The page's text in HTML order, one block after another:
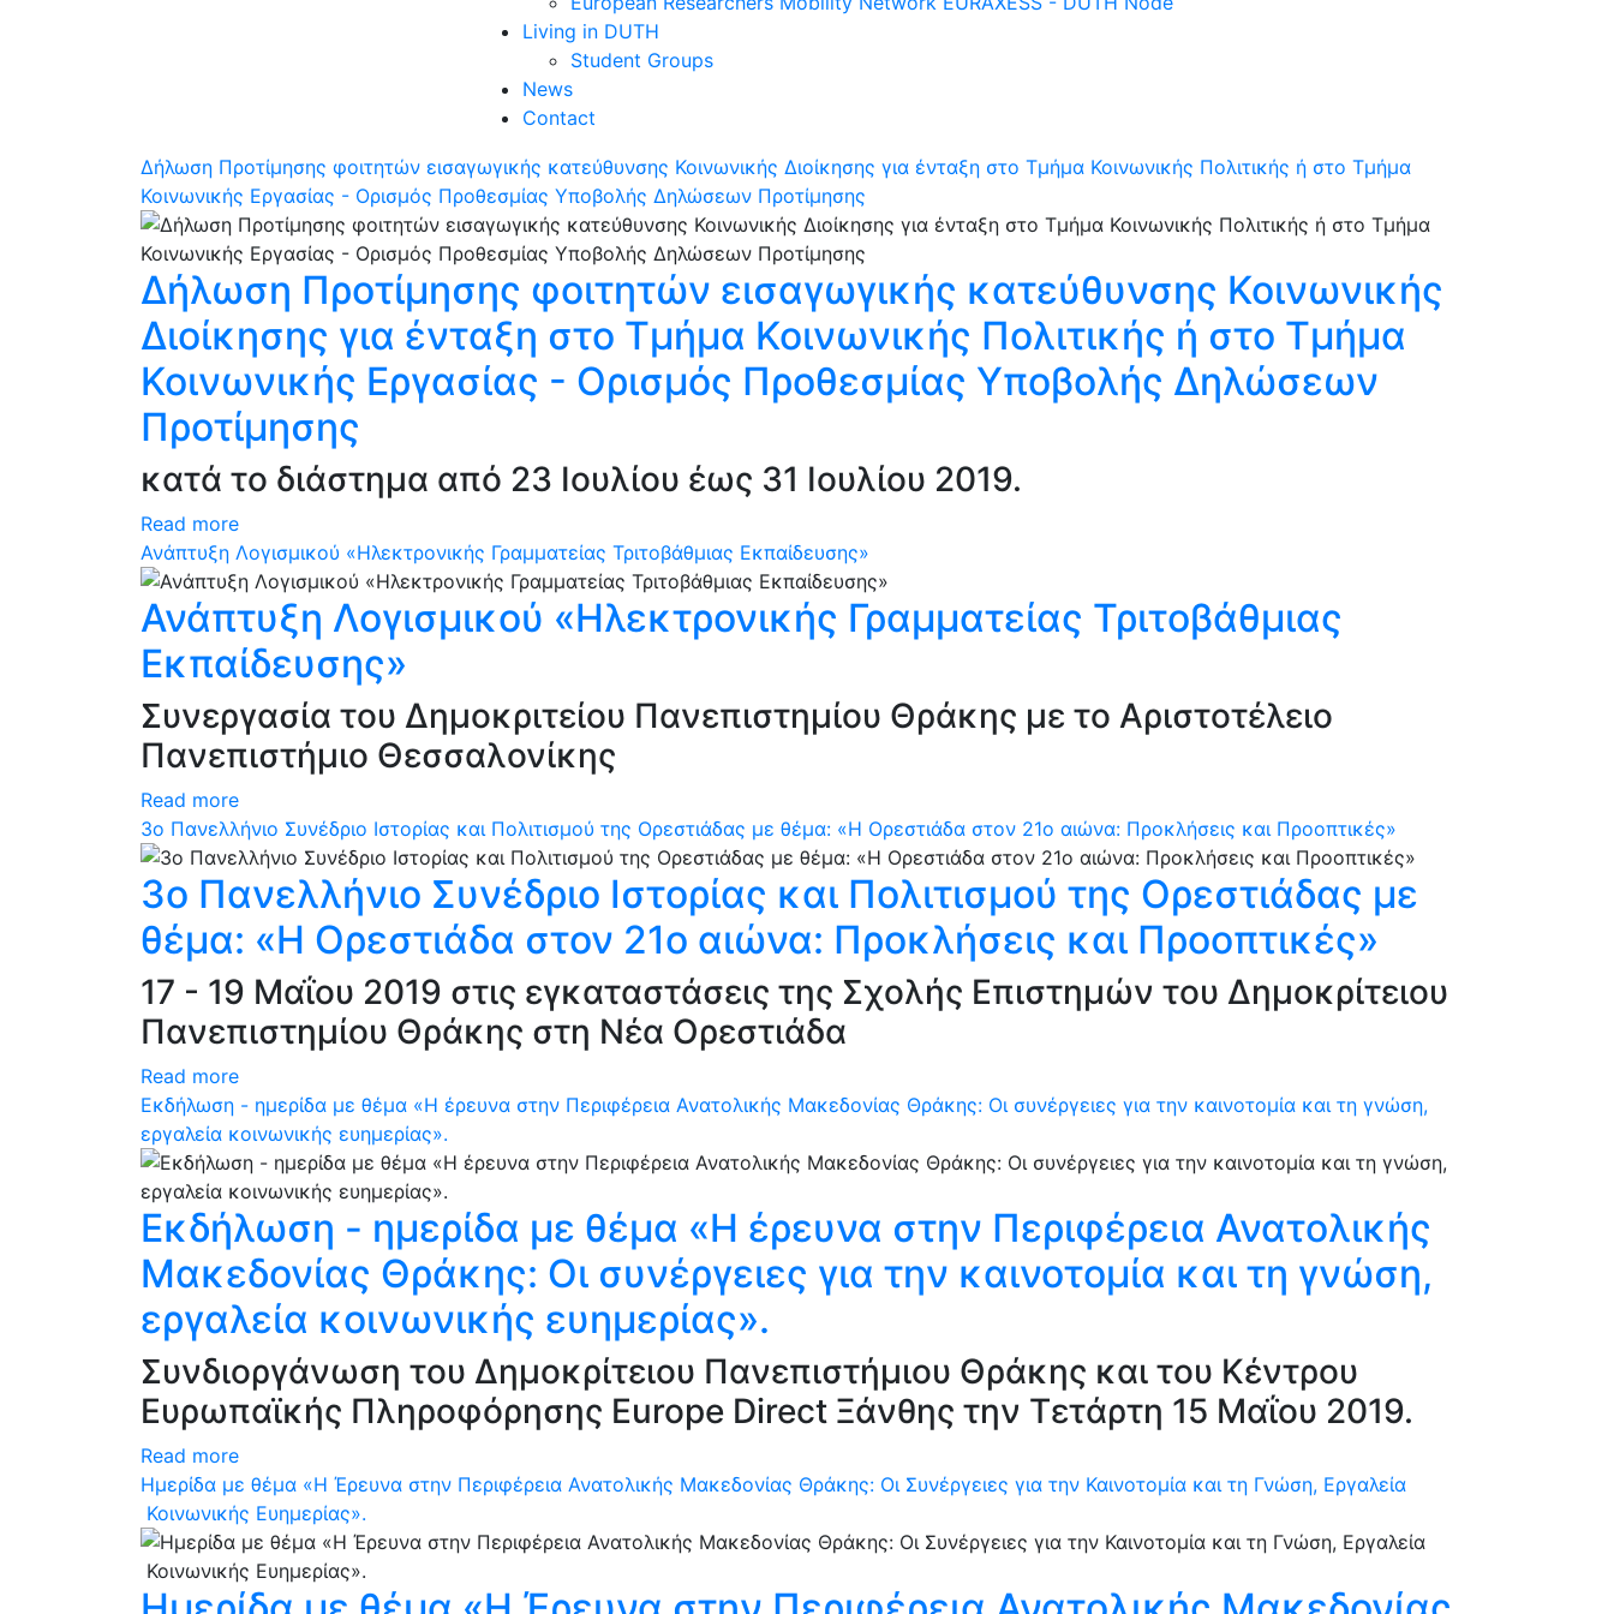
Living in DUTH
Student Groups
News
Contact
Δήλωση Προτίμησης φοιτητών εισαγωγικής κατεύθυνσης Κοινωνικής Διοίκησης για ένταξη στο Τμήμα Κοινωνικής Πολιτικής ή στο Τμήμα
Κοινωνικής Εργασίας - Ορισμός Προθεσμίας Υποβολής Δηλώσεων Προτίμησης
Δήλωση Προτίμησης φοιτητών εισαγωγικής κατεύθυνσης Κοινωνικής
Διοίκησης για ένταξη στο Τμήμα Κοινωνικής Πολιτικής ή στο Τμήμα
Κοινωνικής Εργασίας - Ορισμός Προθεσμίας Υποβολής Δηλώσεων
Προτίμησης
κατά το διάστημα από 23 Ιουλίου έως 31 Ιουλίου 2019.
Read more
Ανάπτυξη Λογισμικού «Ηλεκτρονικής Γραμματείας Τριτοβάθμιας Εκπαίδευσης»
Ανάπτυξη Λογισμικού «Ηλεκτρονικής Γραμματείας Τριτοβάθμιας
Εκπαίδευσης»
Συνεργασία του Δημοκριτείου Πανεπιστημίου Θράκης με το Αριστοτέλειο
Πανεπιστήμιο Θεσσαλονίκης
Read more
3ο Πανελλήνιο Συνέδριο Ιστορίας και Πολιτισμού της Ορεστιάδας με θέμα: «Η Ορεστιάδα στον 21ο αιώνα: Προκλήσεις και Προοπτικές»
3ο Πανελλήνιο Συνέδριο Ιστορίας και Πολιτισμού της Ορεστιάδας με
θέμα: «Η Ορεστιάδα στον 21ο αιώνα: Προκλήσεις και Προοπτικές»
17 - 19 Μαΐου 2019 στις εγκαταστάσεις της Σχολής Επιστημών του Δημοκρίτειου
Πανεπιστημίου Θράκης στη Νέα Ορεστιάδα
Read more
Εκδήλωση - ημερίδα με θέμα «Η έρευνα στην Περιφέρεια Ανατολικής Μακεδονίας Θράκης: Oι συνέργειες για την καινοτομία και τη γνώση,
εργαλεία κοινωνικής ευημερίας».
Εκδήλωση - ημερίδα με θέμα «Η έρευνα στην Περιφέρεια Ανατολικής
Μακεδονίας Θράκης: Oι συνέργειες για την καινοτομία και τη γνώση,
εργαλεία κοινωνικής ευημερίας».
Συνδιοργάνωση του Δημοκρίτειου Πανεπιστήμιου Θράκης και του Κέντρου
Ευρωπαϊκής Πληροφόρησης Europe Direct Ξάνθης την Τετάρτη 15 Μαΐου 2019.
Read more
Ημερίδα με θέμα «Η Έρευνα στην Περιφέρεια Ανατολικής Μακεδονίας Θράκης: Oι Συνέργειες για την Καινοτομία και τη Γνώση, Εργαλεία
Κοινωνικής Ευημερίας».